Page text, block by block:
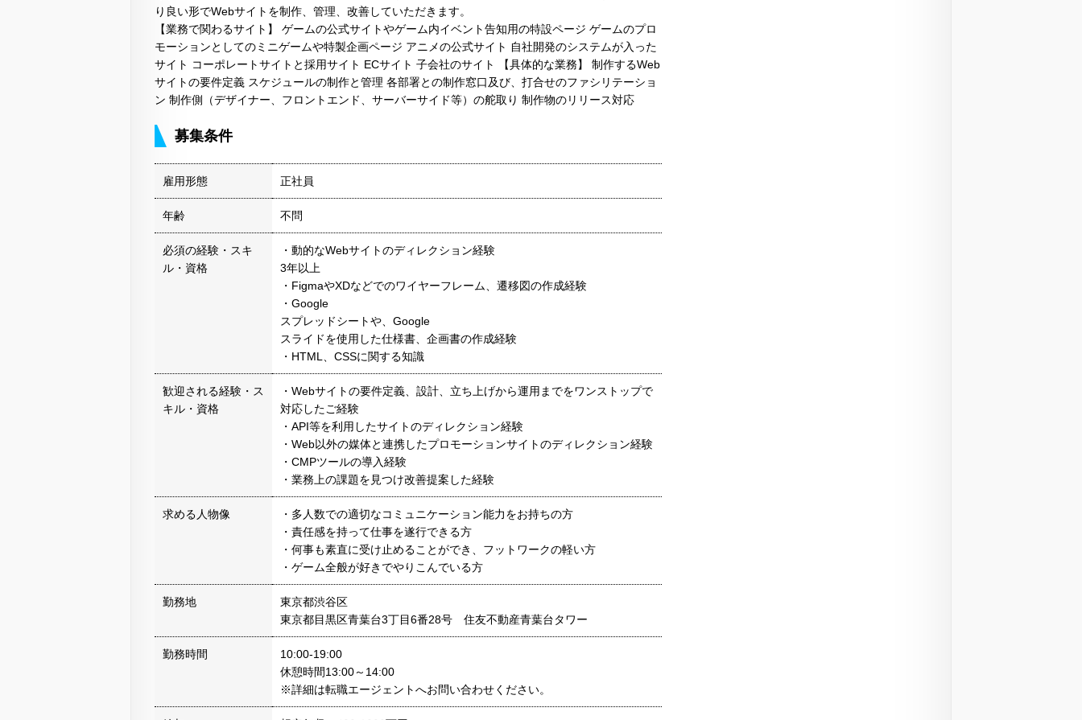
り良い形でWebサイトを制作、管理、改善していただきます。
【業務で関わるサイト】 ゲームの公式サイトやゲーム内イベント告知用の特設ページ ゲームのプロ
モーションとしてのミニゲームや特製企画ページ アニメの公式サイト 自社開発のシステムが入った
サイト コーポレートサイトと採用サイト ECサイト 子会社のサイト 【具体的な業務】 制作するWeb
サイトの要件定義 スケジュールの制作と管理 各部署との制作窓口及び、打合せのファシリテーショ
ン 制作側（デザイナー、フロントエンド、サーバーサイド等）の舵取り 制作物のリリース対応
募集条件
雇用形態 正社員
年齢 不問
必須の経験・スキ
ル・資格
・動的なWebサイトのディレクション経験
3年以上
・FigmaやXDなどでのワイヤーフレーム、遷移図の作成経験
・Google
スプレッドシートや、Google
スライドを使用した仕様書、企画書の作成経験
・HTML、CSSに関する知識
歓迎される経験・ス
キル・資格
・Webサイトの要件定義、設計、立ち上げから運用までをワンストップで
対応したご経験
・API等を利用したサイトのディレクション経験
・Web以外の媒体と連携したプロモーションサイトのディレクション経験
・CMPツールの導入経験
・業務上の課題を見つけ改善提案した経験
求める人物像
・多人数での適切なコミュニケーション能力をお持ちの方
・責任感を持って仕事を遂行できる方
・何事も素直に受け止めることができ、フットワークの軽い方
・ゲーム全般が好きでやりこんでいる方
勤務地
東京都渋谷区
東京都目黒区青葉台3丁目6番28号 住友不動産青葉台タワー
勤務時間
10:00-19:00
休憩時間13:00～14:00
※詳細は転職エージェントへお問い合わせください。